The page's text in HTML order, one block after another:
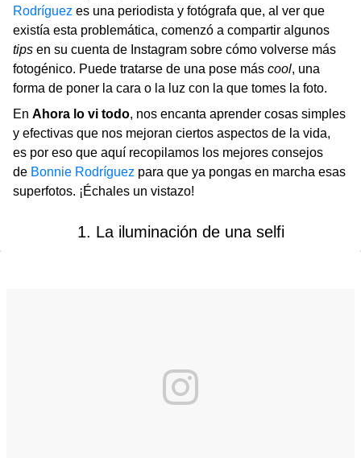
Rodríguez es una periodista y fotógrafa que, al ver que
existía esta problemática, comenzó a compartir algunos
tips en su cuenta de Instagram sobre cómo volverse más
fotogénico. Puede tratarse de una pose más cool, una
forma de poner la cara o la luz con la que tomes la foto.
En Ahora lo vi todo, nos encanta aprender cosas simples
y efectivas que nos mejoran ciertos aspectos de la vida,
es por eso que aquí recopilamos los mejores consejos
de Bonnie Rodríguez para que ya pongas en marcha esas
superfotos. ¡Échales un vistazo!
1. La iluminación de una selfi